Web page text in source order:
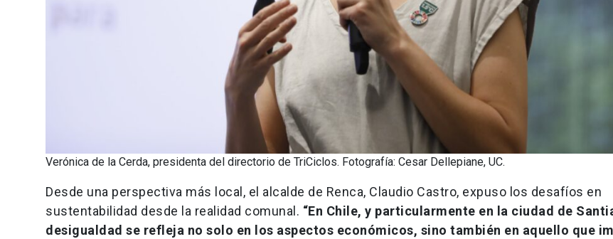
Verónica de la Cerda, presidenta del directorio de TriCiclos. Fotografía: Cesar Dellepiane, UC.
Desde una perspectiva más local, el alcalde de Renca, Claudio Castro, expuso los desafíos en
sustentabilidad desde la realidad comunal. “En Chile, y particularmente en la ciudad de
desigualdad se refleja no solo en los aspectos económicos, sino también en aquello que